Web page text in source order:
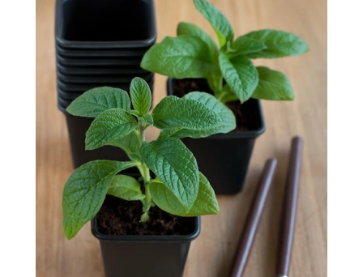
KRAJOBRAZ
RĘKODZIEŁO
RZEMIOSŁO
ZWYCZAJE
ZRÓB TO SAM
PRZEPISY